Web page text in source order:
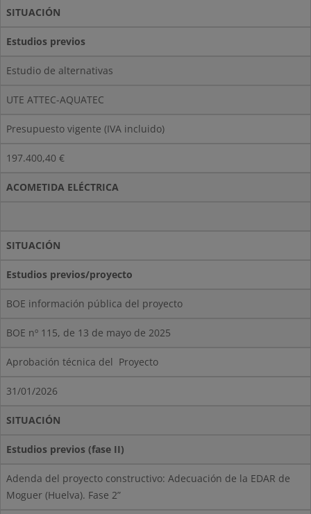
SITUACIÓN
Estudios previos
Estudio de alternativas
UTE ATTEC-AQUATEC
Presupuesto vigente (IVA incluido)
197.400,40 €
ACOMETIDA ELÉCTRICA
SITUACIÓN
Estudios previos/proyecto
BOE información pública del proyecto
BOE nº 115, de 13 de mayo de 2025
Aprobación técnica del Proyecto
31/01/2026
SITUACIÓN
Estudios previos (fase II)
Adenda del proyecto constructivo: Adecuación de la EDAR de
Moguer (Huelva). Fase 2”